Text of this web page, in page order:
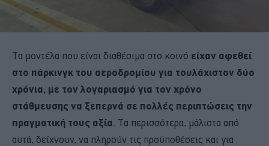
Τα μοντέλα που είναι διαθέσιμα στο κοινό είχαν αφεθεί
στο πάρκινγκ του αεροδρομίου για τουλάχιστον δύο
χρόνια, με τον λογαριασμό για τον χρόνο
στάθμευσης να ξεπερνά σε πολλές περιπτώσεις την
πραγματική τους αξία . Τα περισσότερα, μάλιστα από
αυτά, δείχνουν, να πληρούν τις προϋποθέσεις και για